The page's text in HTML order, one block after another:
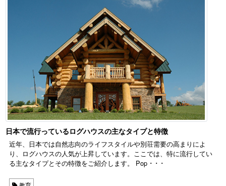
日本で流行っているログハウスの主なタイプと特徴
近年、日本では自然志向のライフスタイルや別荘需要の高まりによ
り、ログハウスの人気が上昇しています。ここでは、特に流行してい
る主なタイプとその特徴をご紹介します。 Pop ･ ･ ･